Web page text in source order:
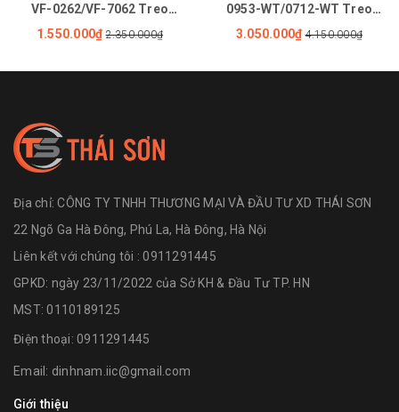
VF-0262/VF-7062 Treo
Tường
1.550.000₫ 2.350.000₫
0953-WT/0712-WT Treo
Tường
3.050.000₫ 4.150.000₫
Địa chỉ:CÔNG TY TNHH THƯƠNG MẠI VÀ ĐẦU TƯ XD THÁI SƠN
22 Ngõ Ga Hà Đông, Phú La, Hà Đông, Hà Nội
Liên kết với chúng tôi : 0911291445
GPKD: ngày 23/11/2022 của Sở KH & Đầu Tư TP. HN
MST: 0110189125
Điện thoại: 0911291445
Email: dinhnam.iic@gmail.com
Giới thiệu